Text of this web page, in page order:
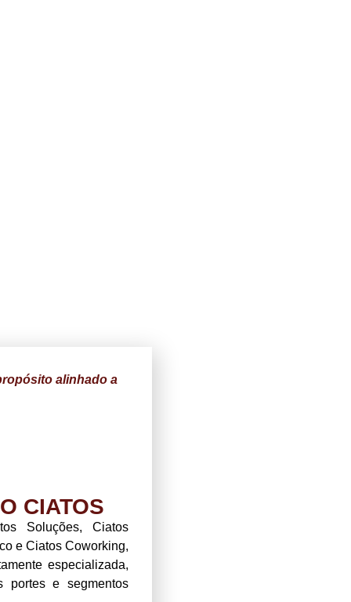
alinhado a
CIATOS
Soluções, Ciatos
e Ciatos Coworking,
especializada,
portes e segmentos